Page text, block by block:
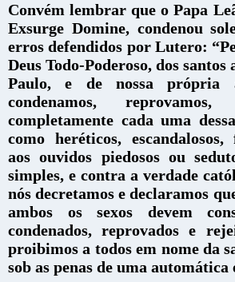
Convém lembrar que o Papa
Exsurge Domine, condenou
erros defendidos por Lutero:
Deus Todo-Poderoso, dos santos
Paulo, e de nossa própria
condenamos,
completamente cada uma
como heréticos, escandalosos,
aos ouvidos piedosos ou
simples, e contra a verdade
nós decretamos e declaramos
ambos os sexos devem
condenados, reprovados e
proibimos a todos em nome da
sob as penas de uma